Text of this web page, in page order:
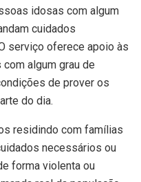
idosas com algum
cuidados
serviço oferece apoio às
algum grau de
de prover os
do dia.
residindo com famílias
necessários ou
forma violenta ou